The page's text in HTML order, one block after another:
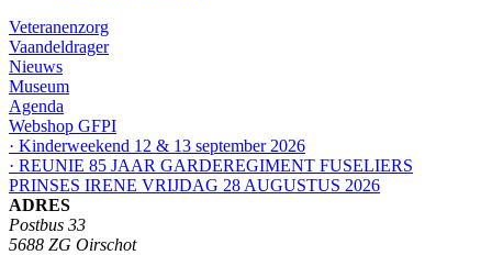
Veteranenzorg
Vaandeldrager
Nieuws
Museum
Agenda
Webshop GFPI
· Kinderweekend 12 & 13 september 2026
· REUNIE 85 JAAR GARDEREGIMENT FUSELIERS
PRINSES IRENE VRIJDAG 28 AUGUSTUS 2026
ADRES
Postbus 33
5688 ZG Oirschot